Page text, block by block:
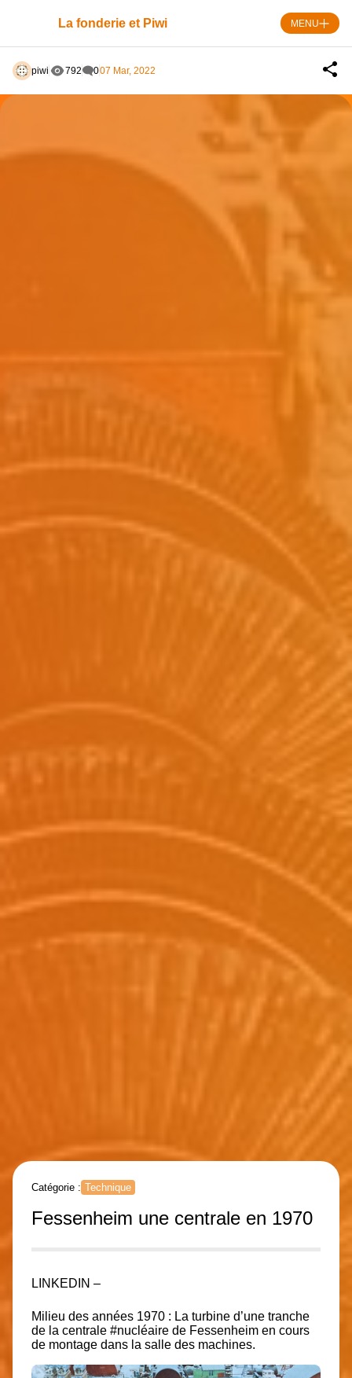
La fonderie et Piwi MENU
piwi 792 007 Mar, 2022
Catégorie : Technique
Fessenheim une centrale en 1970
LINKEDIN –
Milieu des années 1970 : La turbine d’une tranche
de la centrale #nucléaire de Fessenheim en cours
de montage dans la salle des machines.